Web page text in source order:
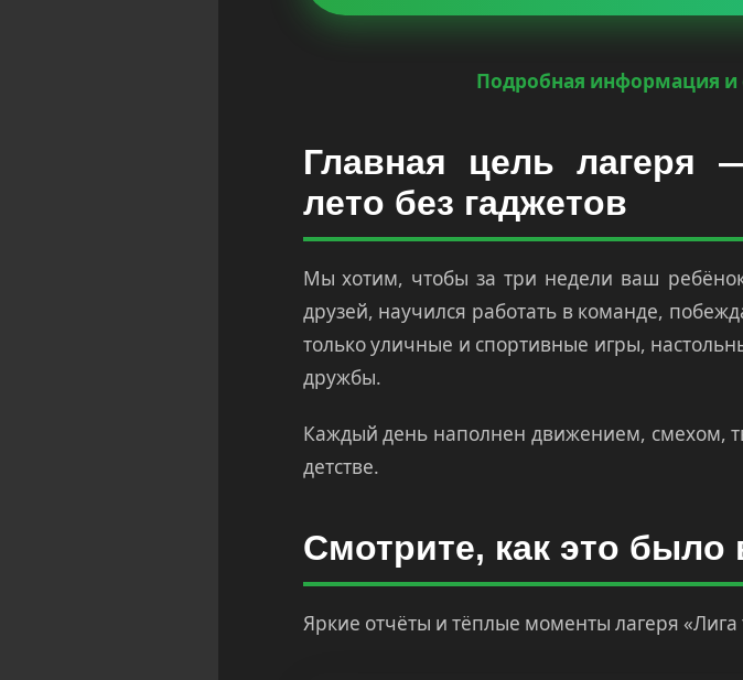
Подробная информация
Главная цель лагеря
лето без гаджетов
Мы хотим, чтобы за три недели ваш
друзей, научился работать в команде,
только уличные и спортивные игры,
дружбы.
Каждый день наполнен движением, смехом,
детстве.
Смотрите, как это
Яркие отчёты и тёплые моменты лагеря «Лига